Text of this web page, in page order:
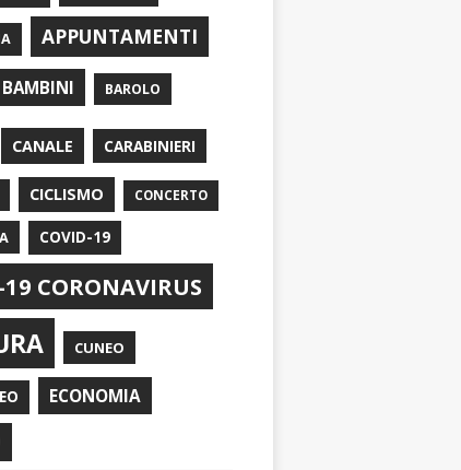
APPUNTAMENTI
BAMBINI BAROLO
CANALE CARABINIERI
CICLISMO CONCERTO
COVID-19
CORONAVIRUS
CUNEO
ECONOMIA